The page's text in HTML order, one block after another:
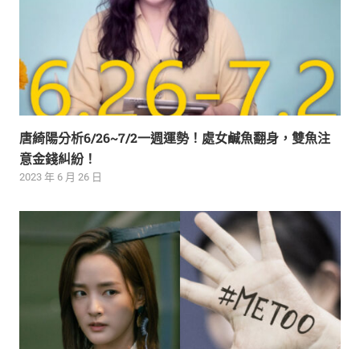
唐綺陽分析6/26~7/2一週運勢！處女鹹魚翻身，雙魚注
意金錢糾紛！
2023 年 6 月 26 日